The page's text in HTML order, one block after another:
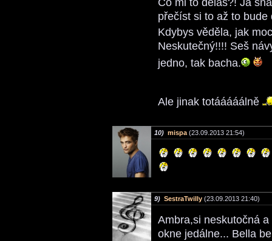
Co mi to děláš?! Já
přečíst si to až to
Kdybys věděla, jak
Neskutečný!!!! Seš
jedno, tak bacha.
Ale jinak totááááálně
10) mispa (23.09.2013 21:54)
9) SestraTwilly (23.09.2013 21:40)
Ambra,si neskutočná
okne jedálne... Bella